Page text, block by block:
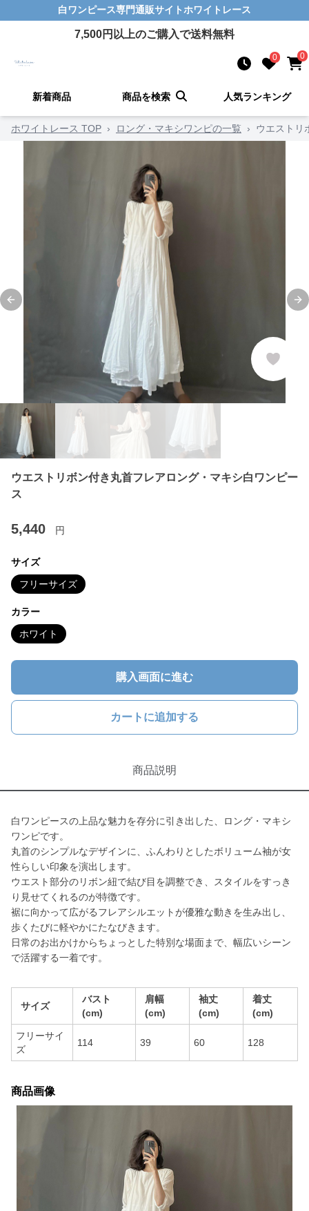
白ワンピース専門通販サイトホワイトレース
7,500円以上のご購入で送料無料
0 0
新着商品 商品を検索 人気ランキング
ホワイトレース TOP › ロング・マキシワンピの一覧 › ウエストリ
Previous slide
ウエストリボン付き丸首フレアロング・マキシ白ワンピー
ス
5,440 円
サイズ
フリーサイズ
カラー
ホワイト
購入画面に進む
カートに追加する
商品説明
白ワンピースの上品な魅力を存分に引き出した、ロング・マキシ
ワンピです。
丸首のシンプルなデザインに、ふんわりとしたボリューム袖が女
性らしい印象を演出します。
ウエスト部分のリボン紐で結び目を調整でき、スタイルをすっき
り見せてくれるのが特徴です。
裾に向かって広がるフレアシルエットが優雅な動きを生み出し、
歩くたびに軽やかにたなびきます。
日常のお出かけからちょっとした特別な場面まで、幅広いシーン
で活躍する一着です。
サイズ
バスト
(cm)
肩幅
(cm)
袖丈
(cm)
着丈
(cm)
フリーサイ
ズ
114 39 60 128
商品画像